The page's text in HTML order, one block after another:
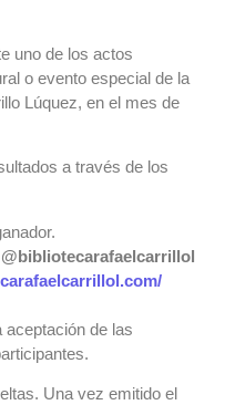
uno de los actos
o evento especial de la
Lúquez, en el mes de
a través de los
@bibliotecarafaelcarrillol
aceptación de las
Una vez emitido el